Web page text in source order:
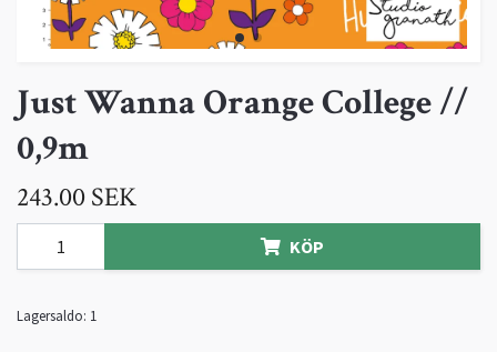
Just Wanna Orange College //
0,9m
243.00 SEK
KÖP
Lagersaldo: 1